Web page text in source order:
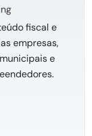
fiscal e
empresas,
e